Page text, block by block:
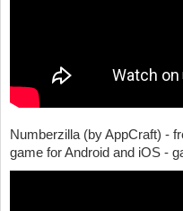
Numberzilla (by AppCraft) -
game for Android and iOS -